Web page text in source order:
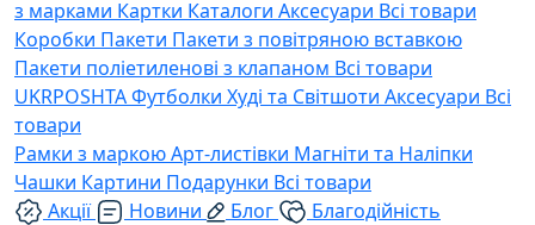
з марками Картки Каталоги Аксесуари Всі товари
Коробки Пакети Пакети з повітряною вставкою
Пакети поліетиленові з клапаном Всі товари
UKRPOSHTAФутболки Худі та Світшоти Аксесуари Всі
товари
Рамки з маркоюАрт-листівки Магніти та Наліпки
Чашки Картини Подарунки Всі товари
Акції
Новини Блог
Благодійність